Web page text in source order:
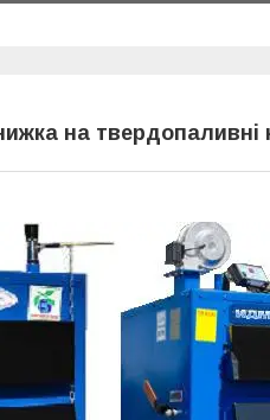
на твердопаливні